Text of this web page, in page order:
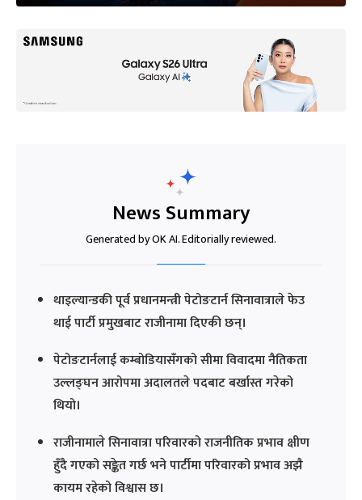
News Summary
Generated by OK AI. Editorially reviewed.
थाइल्यान्डकी पूर्व प्रधानमन्त्री पेटोङटार्न सिनावात्राले फेउ
थाई पार्टी प्रमुखबाट राजीनामा दिएकी छन्।
पेटोङटार्नलाई कम्बोडियासँगको सीमा विवादमा नैतिकता
उल्लङ्घन आरोपमा अदालतले पदबाट बर्खास्त गरेको
थियो।
राजीनामाले सिनावात्रा परिवारको राजनीतिक प्रभाव क्षीण
हुँदै गएको सङ्केत गर्छ भने पार्टीमा परिवारको प्रभाव अझै
कायम रहेको विश्वास छ।